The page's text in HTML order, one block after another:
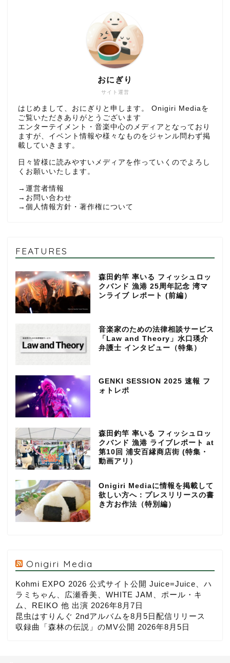
サイト運営
おにぎり
はじめまして、おにぎりと申します。 Onigiri Mediaを
ご覧いただきありがとうございます
エンターテイメント・音楽中心のメディアとなっており
ますが、イベント情報や様々なものをジャンル問わず掲
載していきます。
日々皆様に読みやすいメディアを作っていくのでよろし
くお願いいたします。
→ 運営者情報
→ お問い合わせ
→ 個人情報方針・著作権について
FEATURES
森田釣竿 率いる フィッシュロッ
クバンド 漁港 25周年記念 湾マ
ンライブ レポート (前編）
音楽家のための法律相談サービス
「Law and Theory」水口瑛介
弁護士 インタビュー（特集）
GENKI SESSION 2025 速報 フ
ォトレポ
森田釣竿 率いる フィッシュロッ
クバンド 漁港 ライブレポート at
第10回 浦安百縁商店街 (特集・
動画アリ）
Onigiri Mediaに情報を掲載して
欲しい方へ：プレスリリースの書
き方お作法（特別編）
Onigiri Media
Kohmi EXPO 2026 公式サイト公開 Juice=Juice、ハ
ラミちゃん、広瀬香美、WHITE JAM、ポール・キ
ム、REIKO 他 出演 2026年8月7日
昆虫はすりんぐ 2ndアルバムを8月5日配信リリース
収録曲「森林の伝説」のMV公開 2026年8月5日